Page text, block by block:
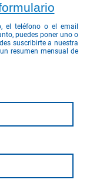
el teléfono o el email
puedes poner uno o
suscribirte a nuestra
resumen mensual de